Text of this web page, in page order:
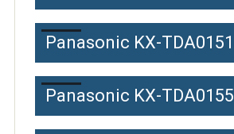
Panasonic KX-TDA0151
Panasonic KX-TDA0155